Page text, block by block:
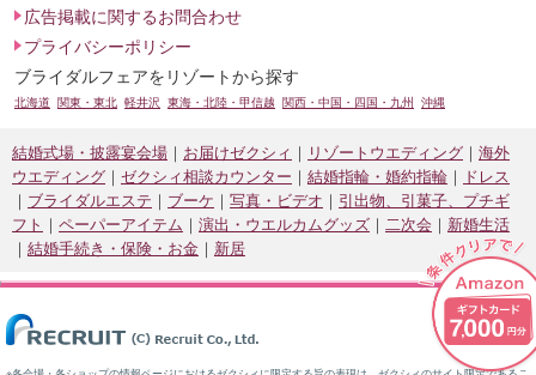
広告掲載に関するお問合わせ
プライバシーポリシー
ブライダルフェアをリゾートから探す
北海道 関東・東北 軽井沢 東海・北陸・甲信越 関西・中国・四国・九州 沖縄
結婚式場・披露宴会場 お届けゼクシィ リゾートウエディング
海外
ウエディング
ゼクシィ相談カウンター 結婚指輪・婚約指輪
ドレス
ブライダルエステ
ブーケ 写真・ビデオ
引出物、引菓子、プチギ
フト
ペーパーアイテム 演出・ウエルカムグッズ 二次会
新婚生活
結婚手続き・保険・お金
新居